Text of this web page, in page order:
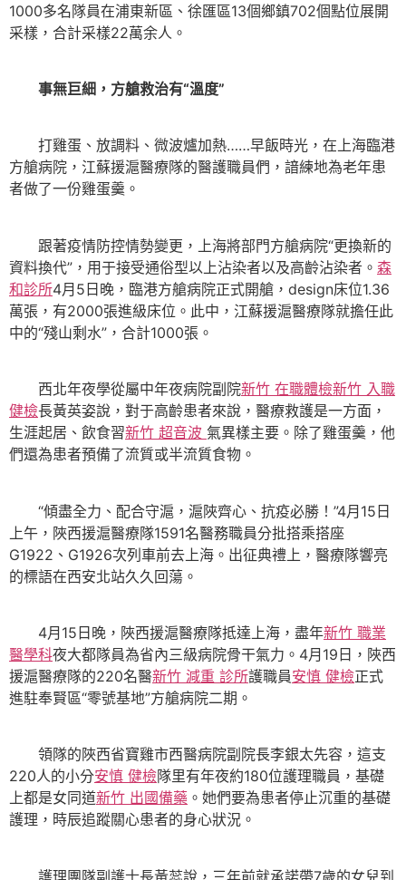
1000多名隊員在浦東新區、徐匯區13個鄉鎮702個點位展開
采樣，合計采樣22萬余人。
事無巨細，方艙救治有“溫度”
打雞蛋、放調料、微波爐加熱……早飯時光，在上海臨港
方艙病院，江蘇援滬醫療隊的醫護職員們，諳練地為老年患
者做了一份雞蛋羹。
跟著疫情防控情勢變更，上海將部門方艙病院“更換新的
資料換代”，用于接受通俗型以上沾染者以及高齡沾染者。 森
和診所4月5日晚，臨港方艙病院正式開艙，design床位1.36
萬張，有2000張進級床位。此中，江蘇援滬醫療隊就擔任此
中的“殘山剩水”，合計1000張。
西北年夜學從屬中年夜病院副院新竹 在職體檢新竹 入職
健檢長黃英姿說，對于高齡患者來說，醫療救護是一方面，
生涯起居、飲食習新竹 超音波 氣異樣主要。除了雞蛋羹，他
們還為患者預備了流質或半流質食物。
“傾盡全力、配合守滬，滬陜齊心、抗疫必勝！”4月15日
上午，陜西援滬醫療隊1591名醫務職員分批搭乘搭座
G1922、G1926次列車前去上海。出征典禮上，醫療隊響亮
的標語在西安北站久久回蕩。
4月15日晚，陜西援滬醫療隊抵達上海，盡年新竹 職業
醫學科夜大都隊員為省內三級病院骨干氣力。4月19日，陜西
援滬醫療隊的220名醫新竹 減重 診所護職員安慎 健檢正式
進駐奉賢區“零號基地”方艙病院二期。
領隊的陜西省寶雞市西醫病院副院長李銀太先容，這支
220人的小分安慎 健檢隊里有年夜約180位護理職員，基礎
上都是女同道新竹 出國備藥 。她們要為患者停止沉重的基礎
護理，時辰追蹤關心患者的身心狀況。
護理團隊副護士長黃蕊說，三年前就承諾帶7歲的女兒到